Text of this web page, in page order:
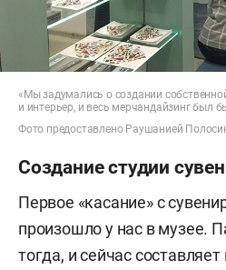
«Мы задумались о создании
и интерьер, и весь мерчандайзинг был
Фото предоставлено Раушанией
Создание студии
Первое «касание» с
произошло у нас в музее.
тогда, и сейчас